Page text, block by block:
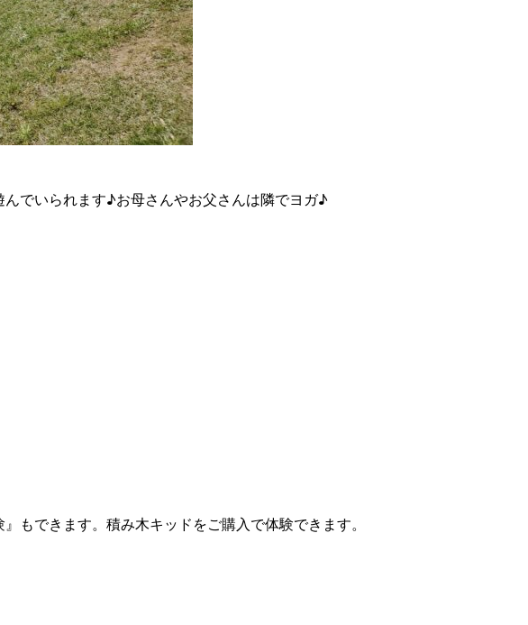
でいられます♪お母さんやお父さんは隣でヨガ♪
もできます。積み木キッドをご購入で体験できます。